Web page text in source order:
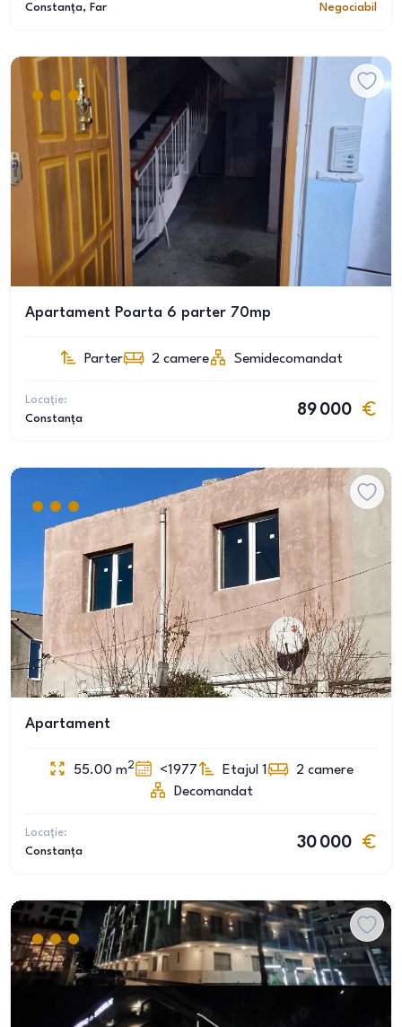
Constanța, Far Negociabil
Apartament Poarta 6 parter 70mp
Parter 2 camere Semidecomandat
Locație:
Constanța
89 000
Apartament
55.00 m2 <1977 Etajul 1 2 camere
Decomandat
Locație:
Constanța
30 000